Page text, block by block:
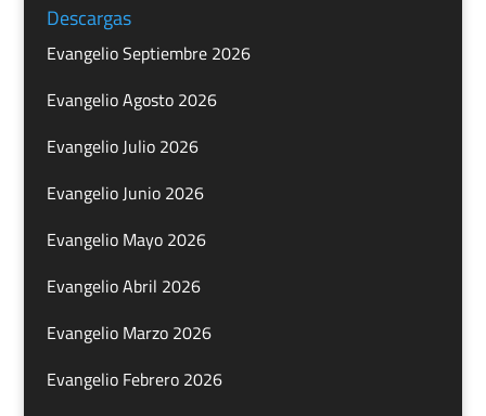
Descargas
Evangelio Septiembre 2026
Evangelio Agosto 2026
Evangelio Julio 2026
Evangelio Junio 2026
Evangelio Mayo 2026
Evangelio Abril 2026
Evangelio Marzo 2026
Evangelio Febrero 2026